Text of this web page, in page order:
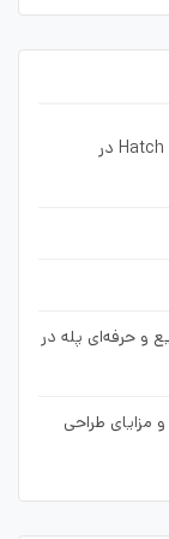
صفر تا صد تنظیمات هچ در اتوکد | آموزش کامل Hatch در
و حرفه‌ای پله در
مزایای طراحی